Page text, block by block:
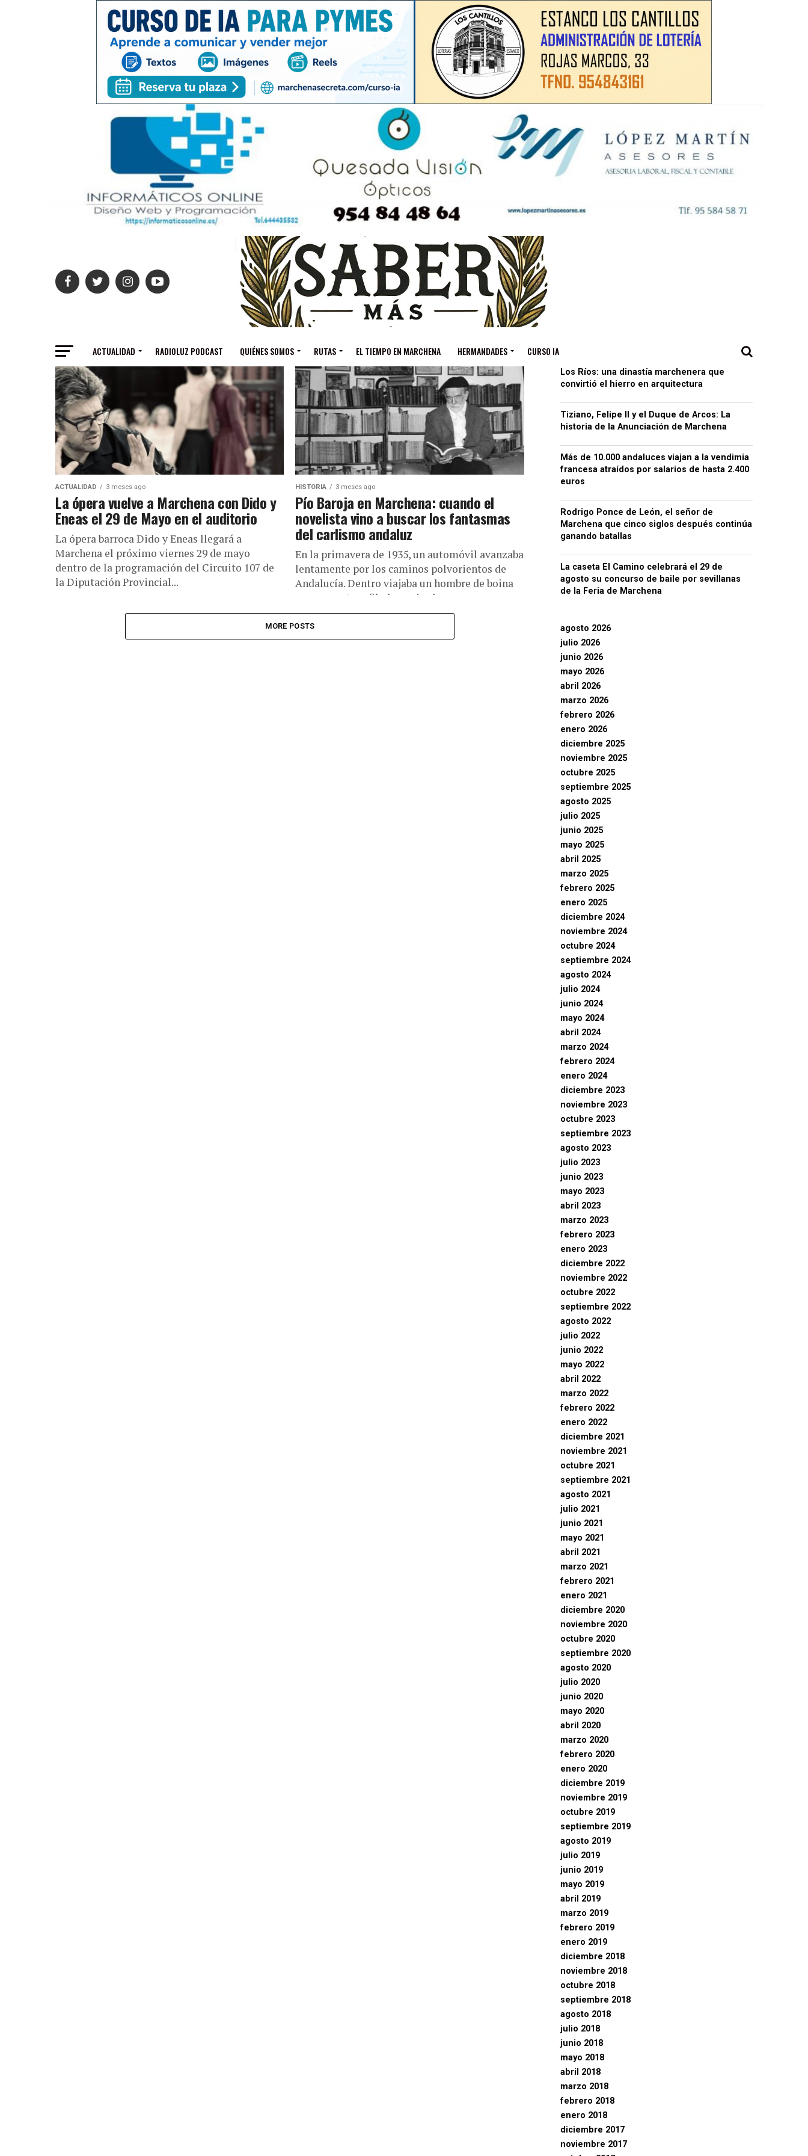
ACTUALIDAD RADIOLUZ PODCAST QUIÉNES SOMOS RUTAS EL TIEMPO EN MARCHENA HERMANDADES CURSO IA
ACTUALIDAD 3 meses ago
La ópera vuelve a Marchena con Dido y
Eneas el 29 de Mayo en el auditorio
La ópera barroca Dido y Eneas llegará a
Marchena el próximo viernes 29 de mayo
dentro de la programación del Circuito 107 de
la Diputación Provincial...
HISTORIA 3 meses ago
Pío Baroja en Marchena: cuando el
novelista vino a buscar los fantasmas
del carlismo andaluz
En la primavera de 1935, un automóvil avanzaba
lentamente por los caminos polvorientos de
Andalucía. Dentro viajaba un hombre de boina
oscura, rostro afilado y mirada...
MORE POSTS
Los Ríos: una dinastía marchenera que
convirtió el hierro en arquitectura
Tiziano, Felipe II y el Duque de Arcos: La
historia de la Anunciación de Marchena
Más de 10.000 andaluces viajan a la vendimia
francesa atraídos por salarios de hasta 2.400
euros
Rodrigo Ponce de León, el señor de
Marchena que cinco siglos después continúa
ganando batallas
La caseta El Camino celebrará el 29 de
agosto su concurso de baile por sevillanas
de la Feria de Marchena
agosto 2026
julio 2026
junio 2026
mayo 2026
abril 2026
marzo 2026
febrero 2026
enero 2026
diciembre 2025
noviembre 2025
octubre 2025
septiembre 2025
agosto 2025
julio 2025
junio 2025
mayo 2025
abril 2025
marzo 2025
febrero 2025
enero 2025
diciembre 2024
noviembre 2024
octubre 2024
septiembre 2024
agosto 2024
julio 2024
junio 2024
mayo 2024
abril 2024
marzo 2024
febrero 2024
enero 2024
diciembre 2023
noviembre 2023
octubre 2023
septiembre 2023
agosto 2023
julio 2023
junio 2023
mayo 2023
abril 2023
marzo 2023
febrero 2023
enero 2023
diciembre 2022
noviembre 2022
octubre 2022
septiembre 2022
agosto 2022
julio 2022
junio 2022
mayo 2022
abril 2022
marzo 2022
febrero 2022
enero 2022
diciembre 2021
noviembre 2021
octubre 2021
septiembre 2021
agosto 2021
julio 2021
junio 2021
mayo 2021
abril 2021
marzo 2021
febrero 2021
enero 2021
diciembre 2020
noviembre 2020
octubre 2020
septiembre 2020
agosto 2020
julio 2020
junio 2020
mayo 2020
abril 2020
marzo 2020
febrero 2020
enero 2020
diciembre 2019
noviembre 2019
octubre 2019
septiembre 2019
agosto 2019
julio 2019
junio 2019
mayo 2019
abril 2019
marzo 2019
febrero 2019
enero 2019
diciembre 2018
noviembre 2018
octubre 2018
septiembre 2018
agosto 2018
julio 2018
junio 2018
mayo 2018
abril 2018
marzo 2018
febrero 2018
enero 2018
diciembre 2017
noviembre 2017